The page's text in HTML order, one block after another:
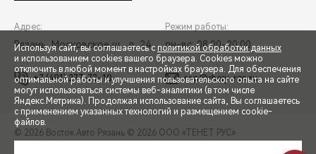
СПЕЦПРЕДЛОЖЕНИЯ
ЗАПИСЬ НА ТЕСТ-ДРАЙВ
Адрес:
Рязань, Московское ш., д. 24
Режим работы:
пн-вс: 08:00-20:00
+7 (491) 277-73-10 rop@chery-rzn.ru
© 2026 Восток Авто Рязань © 2026 ООО «ТЕНЕТ РУС»
КЛИЕНТСКАЯ ПОДДЕРЖКА
Используя сайт, вы соглашаетесь с политикой обработки данных
и использованием cookies вашего браузера. Cookies можно
отключить в любой момент в настройках браузера. Для обеспечения
оптимальной работы и улучшения пользовательского опыта на сайте
могут использоваться системы веб-аналитики (в том числе
Яндекс.Метрика). Продолжая использование сайта, Вы соглашаетесь
с применением указанных технологий и размещением cookie-
файлов.